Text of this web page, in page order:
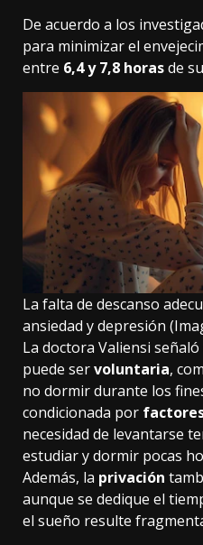
De acuerdo a los
para minimizar el
entre 6,4 y 7,8 horasde
La falta de descanso
ansiedad y depresión
La doctora Valiensi
puede servoluntaria,
no dormir durante los
condicionada por
necesidad de levantarse
estudiar y dormir pocas
Además, la privación
aunque se dedique el
el sueño resulte